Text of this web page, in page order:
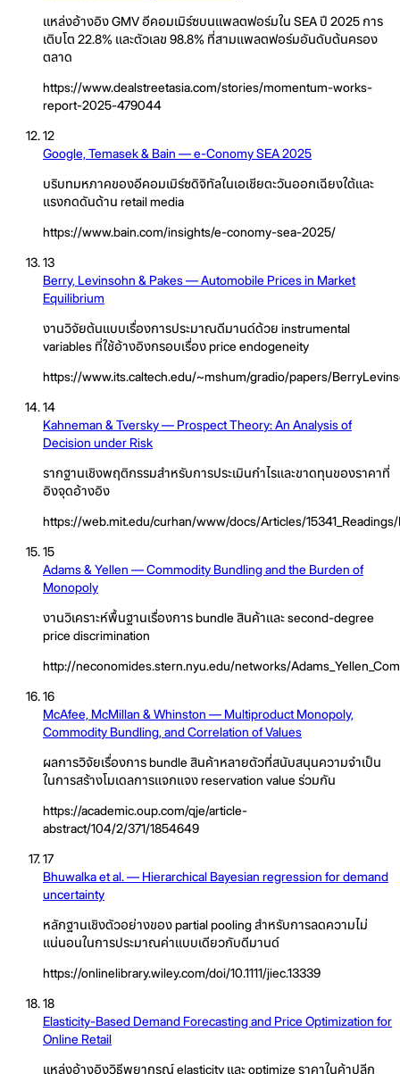
แหล่งอ้างอิง GMV อีคอมเมิร์ซบนแพลตฟอร์มใน SEA ปี 2025 การ
เติบโต 22.8% และตัวเลข 98.8% ที่สามแพลตฟอร์มอันดับต้นครอง
ตลาด
https://www.dealstreetasia.com/stories/momentum-works-
report-2025-479044
12
Google, Temasek & Bain — e-Conomy SEA 2025
บริบทมหภาคของอีคอมเมิร์ซดิจิทัลในเอเชียตะวันออกเฉียงใต้และ
แรงกดดันด้าน retail media
https://www.bain.com/insights/e-conomy-sea-2025/
13
Berry, Levinsohn & Pakes — Automobile Prices in Market
Equilibrium
งานวิจัยต้นแบบเรื่องการประมาณดีมานด์ด้วย instrumental
variables ที่ใช้อ้างอิงกรอบเรื่อง price endogeneity
https://www.its.caltech.edu/~mshum/gradio/papers/
14
Kahneman & Tversky — Prospect Theory: An Analysis of
Decision under Risk
รากฐานเชิงพฤติกรรมสำหรับการประเมินกำไรและขาดทุนของราคาที่
อิงจุดอ้างอิง
https://web.mit.edu/curhan/www/docs/Articles/15341_Readings/
15
Adams & Yellen — Commodity Bundling and the Burden of
Monopoly
งานวิเคราะห์พื้นฐานเรื่องการ bundle สินค้าและ second-degree
price discrimination
http://neconomides.stern.nyu.edu/networks/
16
McAfee, McMillan & Whinston — Multiproduct Monopoly,
Commodity Bundling, and Correlation of Values
ผลการวิจัยเรื่องการ bundle สินค้าหลายตัวที่สนับสนุนความจำเป็น
ในการสร้างโมเดลการแจกแจง reservation value ร่วมกัน
https://academic.oup.com/qje/article-
abstract/104/2/371/1854649
17
Bhuwalka et al. — Hierarchical Bayesian regression for demand
uncertainty
หลักฐานเชิงตัวอย่างของ partial pooling สำหรับการลดความไม่
แน่นอนในการประมาณค่าแบบเดียวกับดีมานด์
https://onlinelibrary.wiley.com/doi/10.1111/jiec.13339
18
Elasticity-Based Demand Forecasting and Price Optimization for
Online Retail
แหล่งอ้างอิงวิธีพยากรณ์ elasticity และ optimize ราคาในค้าปลีก